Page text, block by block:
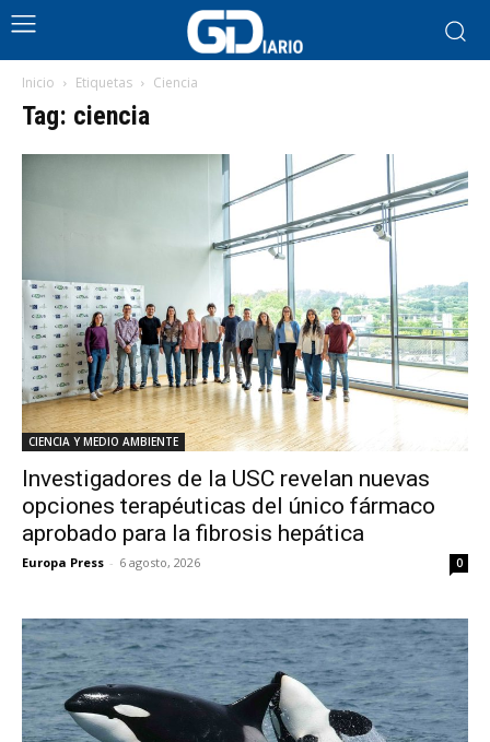
Inicio Etiquetas Ciencia
Tag: ciencia
CIENCIA Y MEDIO AMBIENTE
Investigadores de la USC revelan nuevas
opciones terapéuticas del único fármaco
aprobado para la fibrosis hepática
Europa Press - 6 agosto, 2026 0